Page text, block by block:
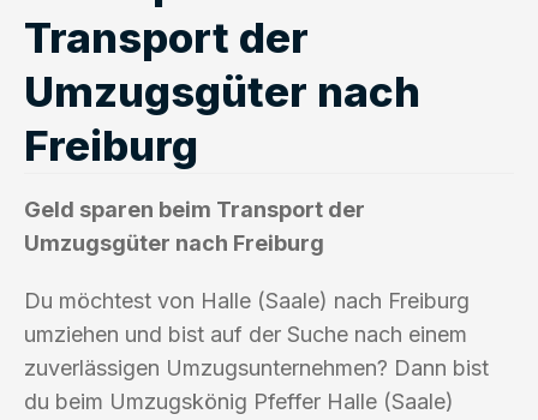
Transport der
Umzugsgüter nach
Freiburg
Geld sparen beim Transport der
Umzugsgüter nach Freiburg
Du möchtest von Halle (Saale) nach Freiburg
umziehen und bist auf der Suche nach einem
zuverlässigen Umzugsunternehmen? Dann bist
du beim Umzugskönig Pfeffer Halle (Saale)